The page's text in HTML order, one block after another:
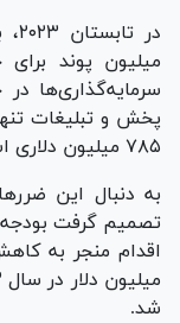
میلیون پوند برای
سرمایه‌گذاری‌ها
۷۸۵ میلیون دلاری است.
به دنبال این
تصمیم گرفت
شد.